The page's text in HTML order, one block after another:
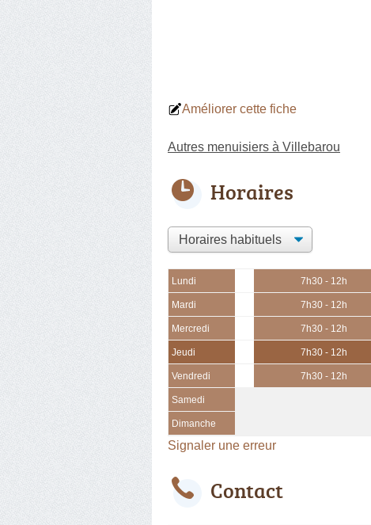
Améliorer cette fiche
Autres menuisiers à Villebarou
Horaires
Lundi 7h30 - 12h
Mardi 7h30 - 12h
Mercredi 7h30 - 12h
Jeudi 7h30 - 12h
Vendredi 7h30 - 12h
Samedi
Dimanche
Signaler une erreur
Contact